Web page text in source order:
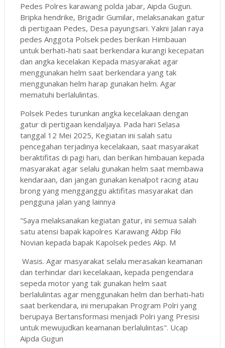
Pedes Polres karawang polda jabar, Aipda Gugun.
Bripka hendrike, Brigadir Gumilar, melaksanakan gatur
di pertigaan Pedes, Desa payungsari. Yakni Jalan raya
pedes Anggota Polsek pedes berikan Himbauan
untuk berhati-hati saat berkendara kurangi kecepatan
dan angka kecelakan Kepada masyarakat agar
menggunakan helm saat berkendara yang tak
menggunakan helm harap gunakan helm. Agar
mematuhi berlalulintas.
Polsek Pedes turunkan angka kecelakaan dengan
gatur di pertigaan kendaljaya. Pada hari Selasa
tanggal 12 Mei 2025, Kegiatan ini salah satu
pencegahan terjadinya kecelakaan, saat masyarakat
beraktifitas di pagi hari, dan berikan himbauan kepada
masyarakat agar selalu gunakan helm saat membawa
kendaraan, dan jangan gunakan kenalpot racing atau
brong yang mengganggu aktifitas masyarakat dan
pengguna jalan yang lainnya
"Saya melaksanakan kegiatan gatur, ini semua salah
satu atensi bapak kapolres Karawang Akbp Fiki
Novian kepada bapak Kapolsek pedes Akp. M
Wasis. Agar masyarakat selalu merasakan keamanan
dan terhindar dari kecelakaan, kepada pengendara
sepeda motor yang tak gunakan helm saat
berlalulintas agar menggunakan helm dan berhati-hati
saat berkendara, ini merupakan Program Polri yang
berupaya Bertansformasi menjadi Polri yang Presisi
untuk mewujudkan keamanan berlalulintas". Ucap
Aipda Gugun